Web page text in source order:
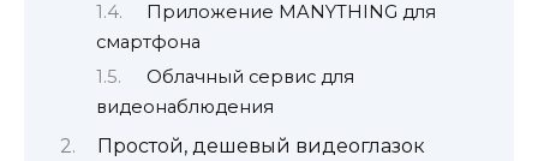
Приложение MANYTHING для
смартфона
Облачный сервис для
видеонаблюдения
Простой, дешевый видеоглазок